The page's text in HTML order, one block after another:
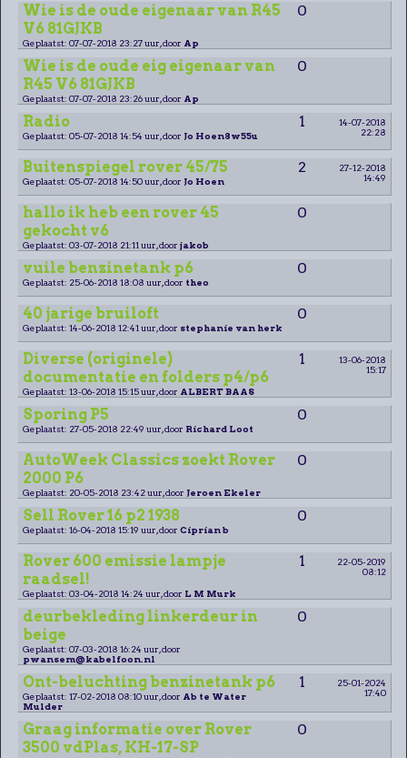
Wie is de oude eigenaar van R45
V6 81GJKB
0
Geplaatst: 07-07-2018 23:27 uur, door Ap
Wie is de oude eig eigenaar van
R45 V6 81GJKB
0
Geplaatst: 07-07-2018 23:26 uur, door Ap
Radio 1
14-07-2018
22:28
Geplaatst: 05-07-2018 14:54 uur, door Jo Hoen8w55u
Buitenspiegel rover 45/75 2
27-12-2018
14:49
Geplaatst: 05-07-2018 14:50 uur, door Jo Hoen
hallo ik heb een rover 45
gekocht v6
0
Geplaatst: 03-07-2018 21:11 uur, door jakob
vuile benzinetank p6 0
Geplaatst: 25-06-2018 18:08 uur, door theo
40 jarige bruiloft 0
Geplaatst: 14-06-2018 12:41 uur, door stephanie van herk
Diverse (originele)
documentatie en folders p4/p6
1
13-06-2018
15:17
Geplaatst: 13-06-2018 15:15 uur, door ALBERT BAAS
Sporing P5 0
Geplaatst: 27-05-2018 22:49 uur, door Richard Loot
AutoWeek Classics zoekt Rover
2000 P6
0
Geplaatst: 20-05-2018 23:42 uur, door Jeroen Ekeler
Sell Rover 16 p2 1938 0
Geplaatst: 16-04-2018 15:19 uur, door Ciprian b
Rover 600 emissie lampje
raadsel!
1
22-05-2019
08:12
Geplaatst: 03-04-2018 14:24 uur, door L M Murk
deurbekleding linkerdeur in
beige
0
Geplaatst: 07-03-2018 16:24 uur, door
pwansem@kabelfoon.nl
Ont-beluchting benzinetank p6 1
25-01-2024
17:40
Geplaatst: 17-02-2018 08:10 uur, door Ab te Water
Mulder
Graag informatie over Rover
3500 vdPlas, KH-17-SP
0